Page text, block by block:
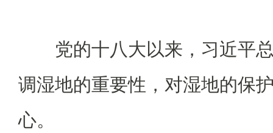
党的十八大以来，习近平
调湿地的重要性，对湿地的保
心。